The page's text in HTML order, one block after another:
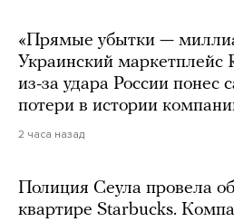
«Прямые убытки —
Украинский маркетплейс
из-за удара России понес
потери в истории
2 часа назад
Полиция Сеула провела
квартире Starbucks.